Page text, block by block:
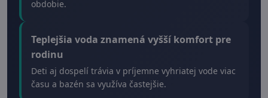
obdobie.
Teplejšia voda znamená vyšší komfort pre
rodinu
Deti aj dospelí trávia v príjemne vyhriatej vode viac
času a bazén sa využíva častejšie.